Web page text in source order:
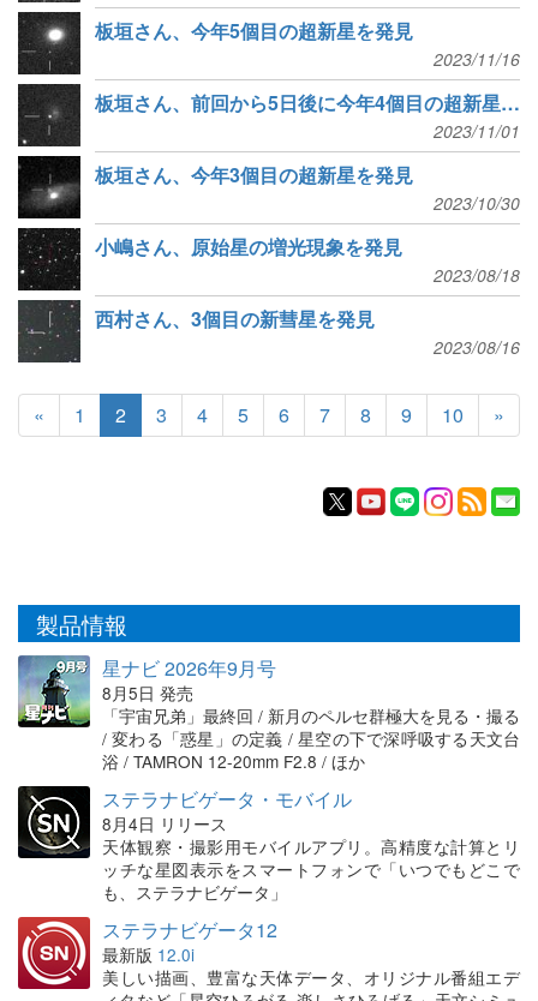
板垣さん、今年5個目の超新星を発見
2023/11/16
板垣さん、前回から5日後に今年4個目の超新星を発見
2023/11/01
板垣さん、今年3個目の超新星を発見
2023/10/30
小嶋さん、原始星の増光現象を発見
2023/08/18
西村さん、3個目の新彗星を発見
2023/08/16
« 1 2 3 4 5 6 7 8 9 10 »
製品情報
星ナビ 2026年9月号
8月5日 発売
「宇宙兄弟」最終回 / 新月のペルセ群極大を見る・撮る
/ 変わる「惑星」の定義 / 星空の下で深呼吸する天文台
浴 / TAMRON 12-20mm F2.8 / ほか
ステラナビゲータ・モバイル
8月4日 リリース
天体観察・撮影用モバイルアプリ。高精度な計算とリ
ッチな星図表示をスマートフォンで「いつでもどこで
も、ステラナビゲータ」
ステラナビゲータ12
最新版 12.0i
美しい描画、豊富な天体データ、オリジナル番組エデ